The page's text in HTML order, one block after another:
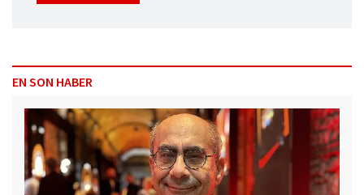
EN SON HABER